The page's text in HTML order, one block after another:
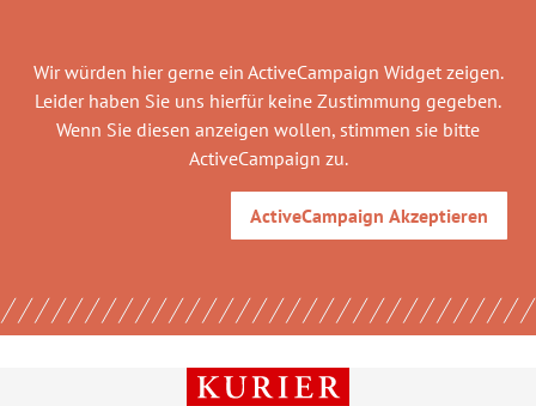
Wir würden hier gerne ein ActiveCampaign Widgetzeigen.
Leider haben Sie uns hierfür keine Zustimmung gegeben.
Wenn Sie diesen anzeigen wollen, stimmen sie bitte
ActiveCampaign zu.
ActiveCampaign Akzeptieren